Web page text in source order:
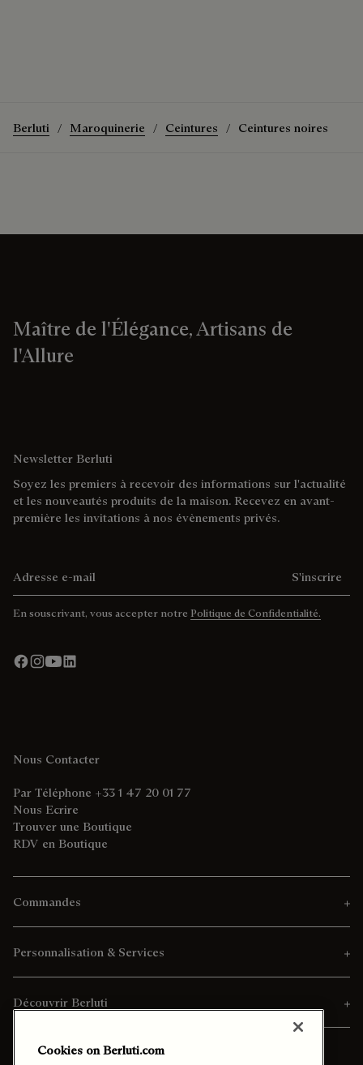
Berluti Maroquinerie Ceintures Ceintures noires
Maître de l'Élégance, Artisans de
l'Allure
Newsletter Berluti
Soyez les premiers à recevoir des informations sur l'actualité
et les nouveautés produits de la maison. Recevez en avant-
première les invitations à nos évènements privés.
S'inscrire
En souscrivant, vous accepter notre Politique de Confidentialité.
Nous Contacter
Par Téléphone +33 1 47 20 01 77
Nous Ecrire
Trouver une Boutique
RDV en Boutique
Commandes
Personnalisation & Services
Découvrir Berluti
Cookies on Berluti.com